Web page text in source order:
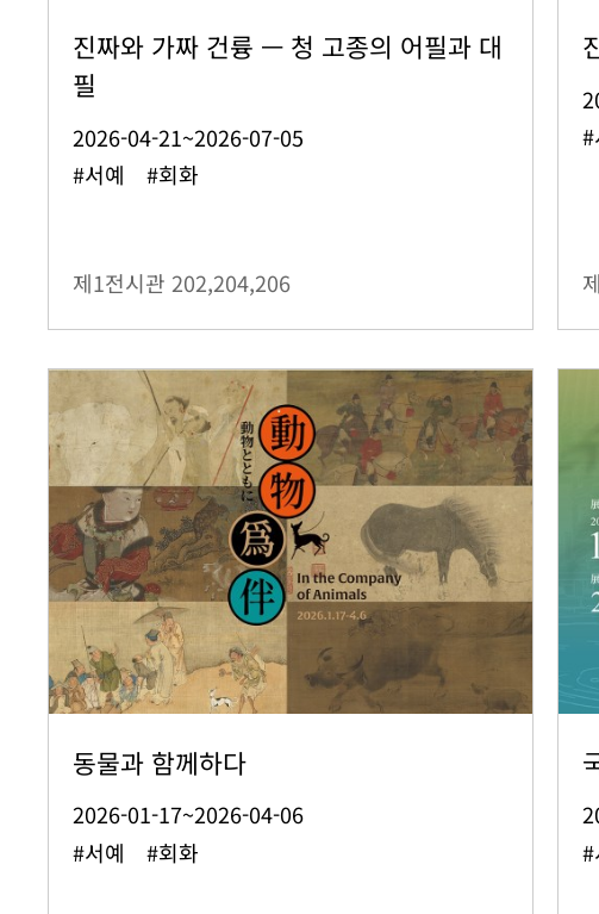
진짜와 가짜 건륭 — 청 고종의 어필과 대
필
2026-04-21~2026-07-05
#서예 #회화
제1전시관 202,204,206
동물과 함께하다
2026-01-17~2026-04-06
#서예 #회화